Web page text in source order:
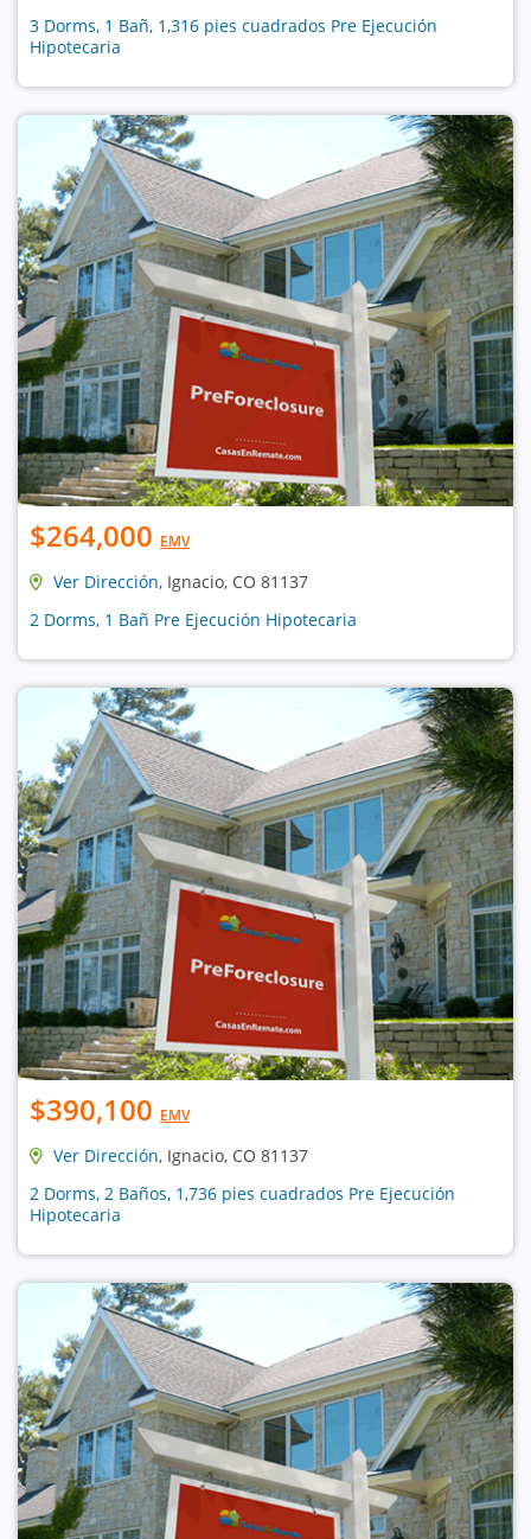
3 Dorms, 1 Bañ, 1,316 pies cuadrados Pre Ejecución
Hipotecaria
$264,000 EMV
Ver Dirección, Ignacio, CO 81137
2 Dorms, 1 Bañ Pre Ejecución Hipotecaria
$390,100 EMV
Ver Dirección, Ignacio, CO 81137
2 Dorms, 2 Baños, 1,736 pies cuadrados Pre Ejecución
Hipotecaria